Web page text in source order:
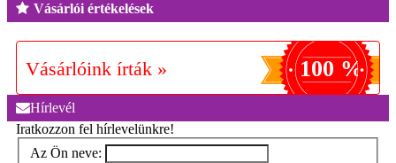
Vásárlói értékelések
Vásárlóink írták » 100 %
Hírlevél
Iratkozzon fel hírlevelünkre!
Az Ön neve: